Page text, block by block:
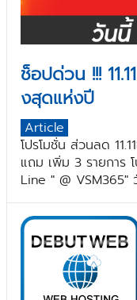
ช็อปด่วน !!!
งสุดแห่งปี
Article
โปรโมชั่น ส่วนลด
แถม เพิ่ม 3 รายการ
Line " @ VSM365"